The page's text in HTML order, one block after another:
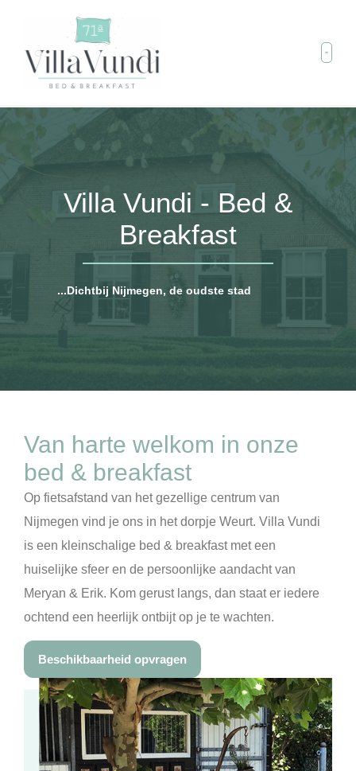
Villa Vundi - Bed &
Breakfast
chtbij Nijmegen, de oudste stad van
Van harte welkom in onze
bed & breakfast
Op fietsafstand van het gezellige centrum van
Nijmegen vind je ons in het dorpje Weurt. Villa Vundi
is een kleinschalige bed & breakfast met een
huiselijke sfeer en de persoonlijke aandacht van
Meryan & Erik. Kom gerust langs, dan staat er iedere
ochtend een heerlijk ontbijt op je te wachten.
Beschikbaarheid opvragen